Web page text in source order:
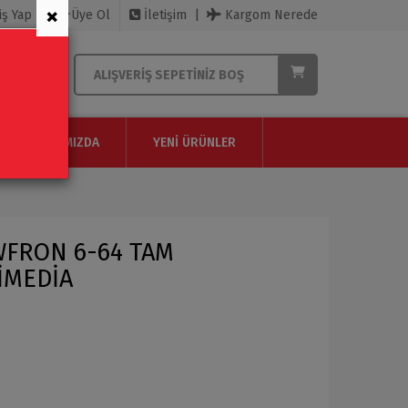
Yap Üye Ol İletişim Kargom Nerede
ALIŞVERIŞ SEPETINIZ BOŞ
HAKKIMIZDA YENI ÜRÜNLER
6-64 TAM
×